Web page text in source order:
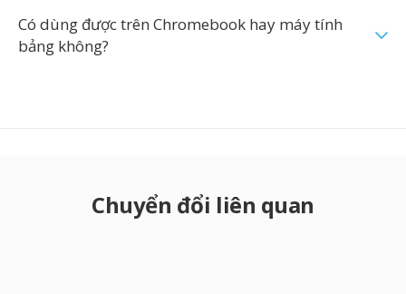
Có dùng được trên Chromebook hay máy tính
bảng không?
Chuyển đổi liên quan